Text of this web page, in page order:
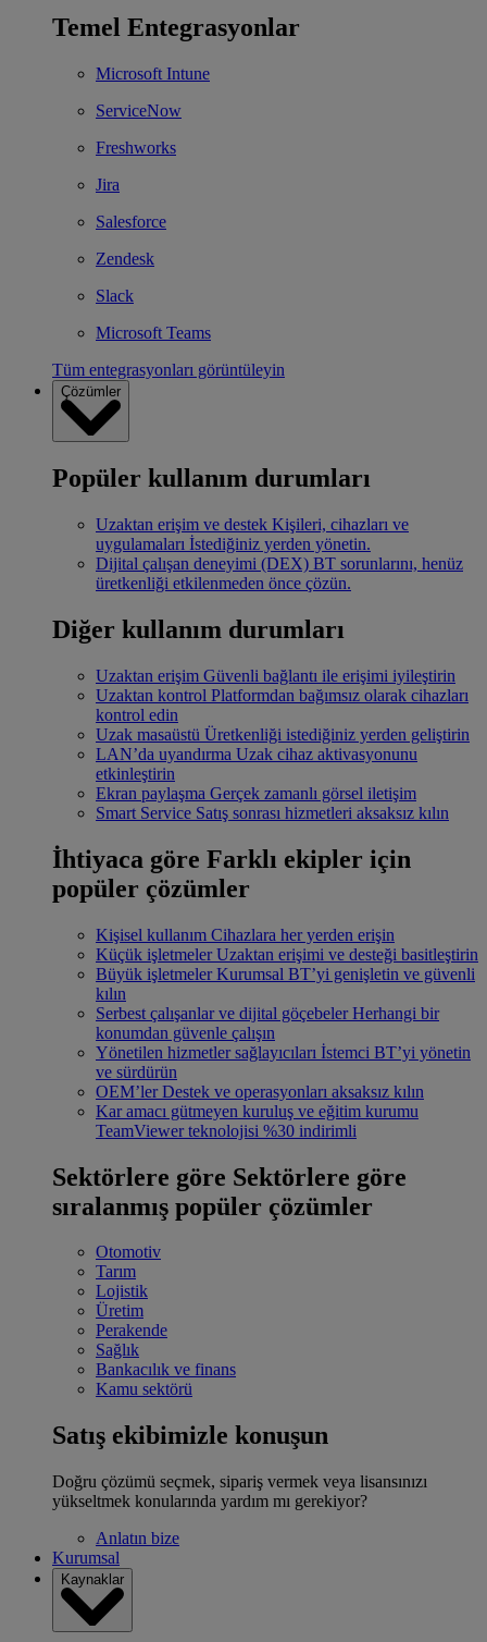
Temel Entegrasyonlar
Microsoft Intune
ServiceNow
Freshworks
Jira
Salesforce
Zendesk
Slack
Microsoft Teams
Tüm entegrasyonları görüntüleyin
Çözümler
Popüler kullanım durumları
Uzaktan erişim ve destek Kişileri, cihazları ve
uygulamaları İstediğiniz yerden yönetin.
Dijital çalışan deneyimi (DEX) BT sorunlarını, henüz
üretkenliği etkilenmeden önce çözün.
Diğer kullanım durumları
Uzaktan erişim Güvenli bağlantı ile erişimi iyileştirin
Uzaktan kontrol Platformdan bağımsız olarak cihazları
kontrol edin
Uzak masaüstü Üretkenliği istediğiniz yerden geliştirin
LAN’da uyandırma Uzak cihaz aktivasyonunu
etkinleştirin
Ekran paylaşma Gerçek zamanlı görsel iletişim
Smart Service Satış sonrası hizmetleri aksaksız kılın
İhtiyaca göre Farklı ekipler için
popüler çözümler
Kişisel kullanım Cihazlara her yerden erişin
Küçük işletmeler Uzaktan erişimi ve desteği basitleştirin
Büyük işletmeler Kurumsal BT’yi genişletin ve güvenli
kılın
Serbest çalışanlar ve dijital göçebeler Herhangi bir
konumdan güvenle çalışın
Yönetilen hizmetler sağlayıcıları İstemci BT’yi yönetin
ve sürdürün
OEM’ler Destek ve operasyonları aksaksız kılın
Kar amacı gütmeyen kuruluş ve eğitim kurumu
TeamViewer teknolojisi %30 indirimli
Sektörlere göre Sektörlere göre
sıralanmış popüler çözümler
Otomotiv
Tarım
Lojistik
Üretim
Perakende
Sağlık
Bankacılık ve finans
Kamu sektörü
Satış ekibimizle konuşun
Doğru çözümü seçmek, sipariş vermek veya lisansınızı
yükseltmek konularında yardım mı gerekiyor?
Anlatın bize
Kurumsal
Kaynaklar